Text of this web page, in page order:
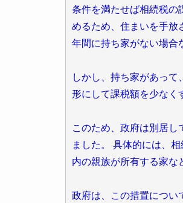
条件を満たせば相続税の
めるため、住まいを手放
年間に持ち家がない場合
しかし、持ち家があっ
形にして課税額を少なく
このため、政府は別居
ました。 具体的には、
内の親族が所有する家な
政府は、この措置につい